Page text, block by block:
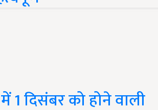
1 दिसंबर को होने वाली